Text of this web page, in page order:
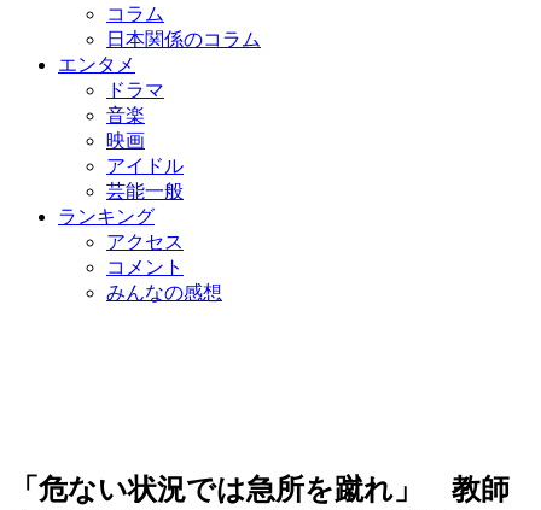
コラム
日本関係のコラム
エンタメ
ドラマ
音楽
映画
アイドル
芸能一般
ランキング
アクセス
コメント
みんなの感想
「危ない状況では急所を蹴れ」 教師